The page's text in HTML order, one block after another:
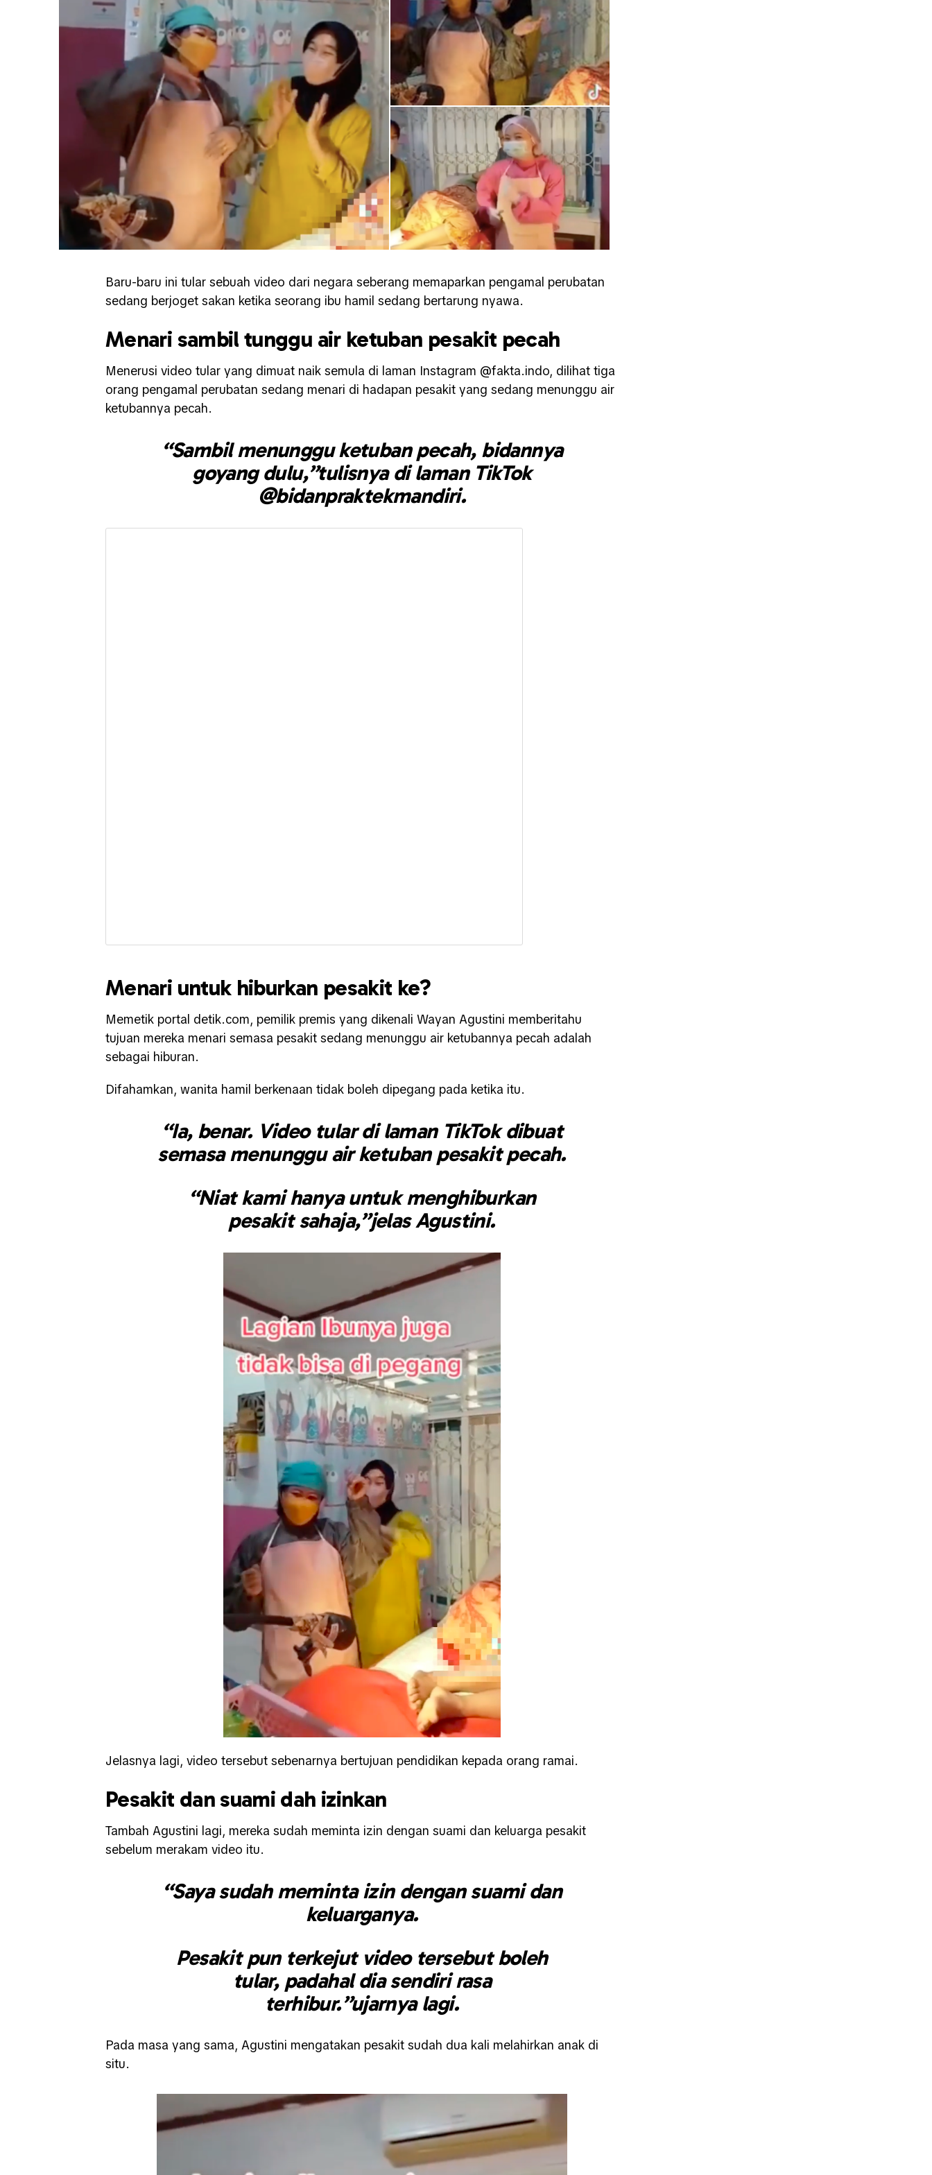
Baru-baru ini tular sebuah video dari negara seberang memaparkan pengamal perubatan
sedang berjoget sakan ketika seorang ibu hamil sedang bertarung nyawa.
Menari sambil tunggu air ketuban pesakit pecah
Menerusi video tular yang dimuat naik semula di laman Instagram @fakta.indo, dilihat tiga
orang pengamal perubatan sedang menari di hadapan pesakit yang sedang menunggu air
ketubannya pecah.
“Sambil menunggu ketuban pecah, bidannya
goyang dulu,”tulisnya di laman TikTok
@bidanpraktekmandiri.
Menari untuk hiburkan pesakit ke?
Memetik portal detik.com, pemilik premis yang dikenali Wayan Agustini memberitahu
tujuan mereka menari semasa pesakit sedang menunggu air ketubannya pecah adalah
sebagai hiburan.
Difahamkan, wanita hamil berkenaan tidak boleh dipegang pada ketika itu.
“Ia, benar. Video tular di laman TikTok dibuat
semasa menunggu air ketuban pesakit pecah.
“Niat kami hanya untuk menghiburkan
pesakit sahaja,”jelas Agustini.
Jelasnya lagi, video tersebut sebenarnya bertujuan pendidikan kepada orang ramai.
Pesakit dan suami dah izinkan
Tambah Agustini lagi, mereka sudah meminta izin dengan suami dan keluarga pesakit
sebelum merakam video itu.
“Saya sudah meminta izin dengan suami dan
keluarganya.
Pesakit pun terkejut video tersebut boleh
tular, padahal dia sendiri rasa
terhibur.”ujarnya lagi.
Pada masa yang sama, Agustini mengatakan pesakit sudah dua kali melahirkan anak di
situ.